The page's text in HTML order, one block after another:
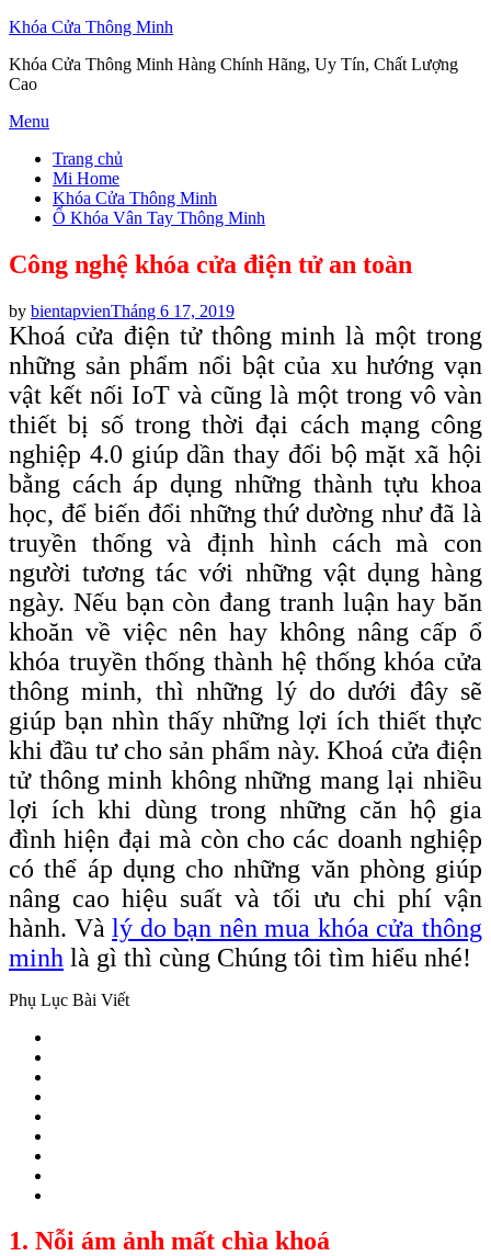
Khóa Cửa Thông Minh
Khóa Cửa Thông Minh Hàng Chính Hãng, Uy Tín, Chất Lượng
Cao
Skip
content
Menu
Trang chủ
Mi Home
Khóa Cửa Thông Minh
Ổ Khóa Vân Tay Thông Minh
Công nghệ khóa cửa điện tử an toàn
by bientapvienPosted
on
Tháng 6 17, 2019
Khoá cửa điện tử thông minh là một trong
những sản phẩm nổi bật của xu hướng vạn
vật kết nối IoT và cũng là một trong vô vàn
thiết bị số trong thời đại cách mạng công
nghiệp 4.0 giúp dần thay đổi bộ mặt xã hội
bằng cách áp dụng những thành tựu khoa
học, để biến đổi những thứ dường như đã là
truyền thống và định hình cách mà con
người tương tác với những vật dụng hàng
ngày. Nếu bạn còn đang tranh luận hay băn
khoăn về việc nên hay không nâng cấp ổ
khóa truyền thống thành hệ thống khóa cửa
thông minh, thì những lý do dưới đây sẽ
giúp bạn nhìn thấy những lợi ích thiết thực
khi đầu tư cho sản phẩm này. Khoá cửa điện
tử thông minh không những mang lại nhiều
lợi ích khi dùng trong những căn hộ gia
đình hiện đại mà còn cho các doanh nghiệp
có thể áp dụng cho những văn phòng giúp
nâng cao hiệu suất và tối ưu chi phí vận
hành. Vàlý do bạn nên mua khóa cửa thông
minh là gì thì cùng Chúng tôi tìm hiểu nhé!
Phụ Lục Bài Viết
1. Nỗi ám ảnh mất chìa khoá